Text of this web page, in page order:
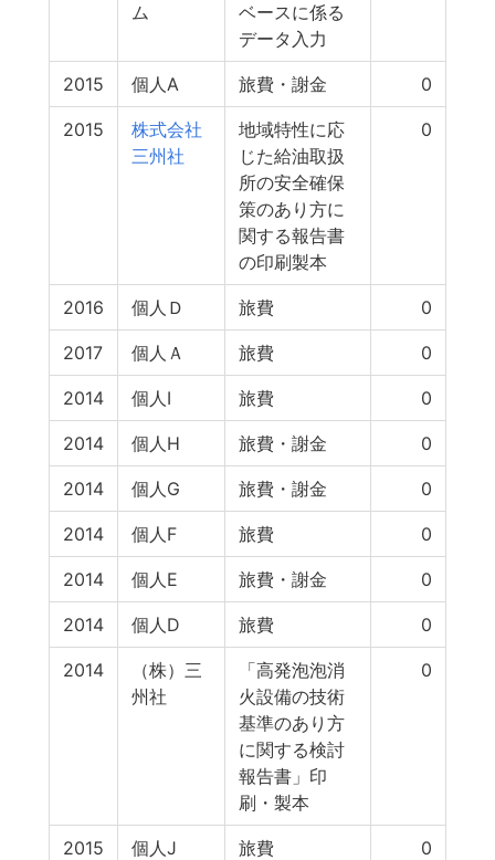
ム
ベースに係る
データ入力
2015 個人A 旅費・謝金 0
2015
株式会社
三州社
地域特性に応
じた給油取扱
所の安全確保
策のあり方に
関する報告書
の印刷製本
0
2016 個人Ｄ 旅費 0
2017 個人Ａ 旅費 0
2014 個人I 旅費 0
2014 個人H 旅費・謝金 0
2014 個人G 旅費・謝金 0
2014 個人F 旅費 0
2014 個人E 旅費・謝金 0
2014 個人D 旅費 0
2014
（株）三
州社
「高発泡泡消
火設備の技術
基準のあり方
に関する検討
報告書」印
刷・製本
0
2015 個人J 旅費 0